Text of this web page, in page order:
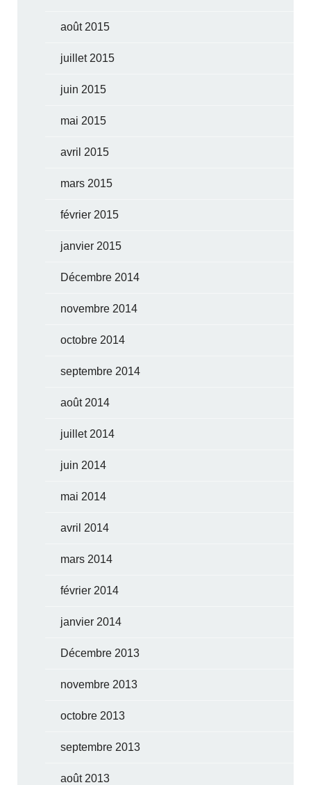
août 2015
juillet 2015
juin 2015
mai 2015
avril 2015
mars 2015
février 2015
janvier 2015
Décembre 2014
novembre 2014
octobre 2014
septembre 2014
août 2014
juillet 2014
juin 2014
mai 2014
avril 2014
mars 2014
février 2014
janvier 2014
Décembre 2013
novembre 2013
octobre 2013
septembre 2013
août 2013